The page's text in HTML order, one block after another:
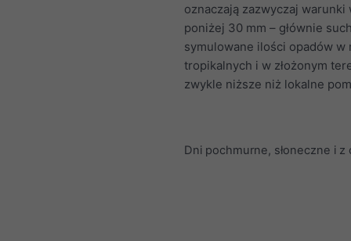
oznaczają zazwyczaj warunki
poniżej 30 mm – głównie
symulowane ilości opadów w
tropikalnych i w złożonym
zwykle niższe niż lokalne
Dni pochmurne, słoneczne i z